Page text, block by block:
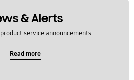
& Alerts
service announcements
Read more